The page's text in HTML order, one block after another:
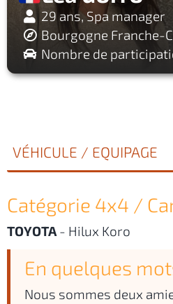
29 ans, Spa manager
Bourgogne Franche-
Nombre de
VÉHICULE / EQUIPAGE
Catégorie 4x4 /
TOYOTA - Hilux Koro
En quelques
Nous sommes deux